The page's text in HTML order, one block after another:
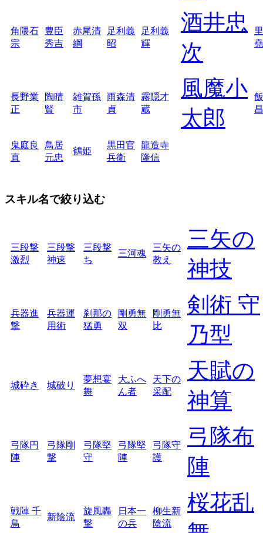
角隈石
宗
豊臣
秀吉
赤尾清
綱
足利義
昭
足利義
輝
酒井忠
次
堯
長野業
正
陶晴
賢
雑賀孫
市
雨森清
貞
霧隠才
蔵
風魔小
太郎
昌
鬼庭良
直
鳥居
元忠
鶴姫
黒田官
兵衛
龍造寺
隆信
スキル名で絞り込む
三段撃
激烈
三段撃
神速
三段撃
ち
三河魂
三矢の
教え
三矢の
神技
兵器進
撃
兵器運
用術
刹那の
猛勇
剛勇無
双
剛勇無
比
剣術 守
乃型
城砕き 城破り
夢想宴
舞
大ふへ
ん者
天下の
采配
天賦の
神算
弓隊円
陣
弓隊剛
撃
弓隊堅
守
弓隊堅
陣
弓隊守
護
弓隊布
陣
戦陣 千
鳥
新陰流
旋風轟
撃
日本一
の兵
柳生新
陰流
桜花乱